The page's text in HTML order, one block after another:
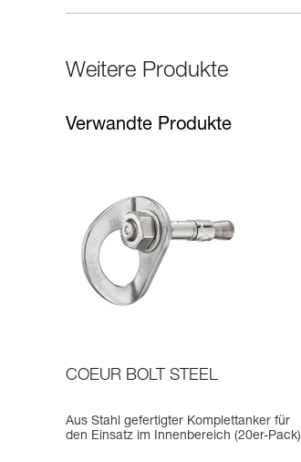
Weitere Produkte
Verwandte Produkte
COEUR BOLT STEEL
Aus Stahl gefertigter Komplettanker für
den Einsatz im Innenbereich (20er-Pack)